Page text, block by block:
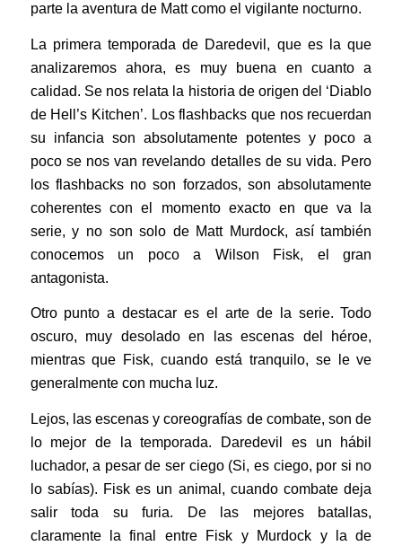
parte la aventura de Matt como el vigilante nocturno.
La primera temporada de Daredevil, que es la que
analizaremos ahora, es muy buena en cuanto a
calidad. Se nos relata la historia de origen del ‘Diablo
de Hell’s Kitchen’. Los flashbacks que nos recuerdan
su infancia son absolutamente potentes y poco a
poco se nos van revelando detalles de su vida. Pero
los flashbacks no son forzados, son absolutamente
coherentes con el momento exacto en que va la
serie, y no son solo de Matt Murdock, así también
conocemos un poco a Wilson Fisk, el gran
antagonista.
Otro punto a destacar es el arte de la serie. Todo
oscuro, muy desolado en las escenas del héroe,
mientras que Fisk, cuando está tranquilo, se le ve
generalmente con mucha luz.
Lejos, las escenas y coreografías de combate, son de
lo mejor de la temporada. Daredevil es un hábil
luchador, a pesar de ser ciego (Si, es ciego, por si no
lo sabías). Fisk es un animal, cuando combate deja
salir toda su furia. De las mejores batallas,
claramente la final entre Fisk y Murdock y la de